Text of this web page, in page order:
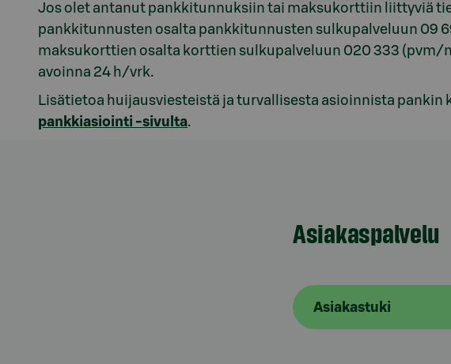
Jos olet antanut pankkitunnuksiin tai maksukorttiin liittyviä
pankkitunnusten osalta pankkitunnusten sulkupalveluun 09
maksukorttien osalta korttien sulkupalveluun 020 333 (pvm/
avoinna 24 h/vrk.
Lisätietoa huijausviesteistä ja turvallisesta asioinnista pankin
pankkiasiointi -sivulta.
Asiakaspalvelu
Asiakastuki